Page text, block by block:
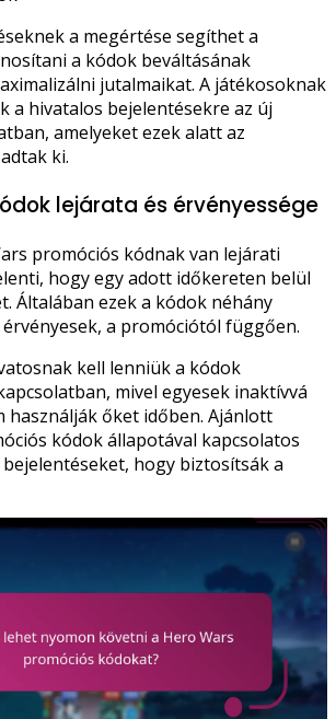
a megértése segíthet a
a kódok beváltásának
jutalmaikat. A játékosoknak
a hivatalos bejelentésekre az új
amelyeket ezek alatt az
ki.
lejárata és érvényessége
promóciós kódnak van lejárati
hogy egy adott időkereten belül
Általában ezek a kódok néhány
a promóciótól függően.
kell lenniük a kódok
mivel egyesek inaktívvá
használják őket időben. Ajánlott
kódok állapotával kapcsolatos
hogy biztosítsák a